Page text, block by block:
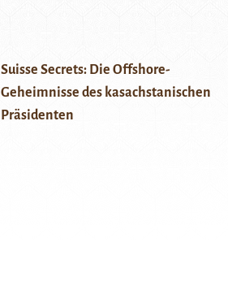
Suisse Secrets: Die Offshore-
Geheimnisse des kasachstanischen
Präsidenten